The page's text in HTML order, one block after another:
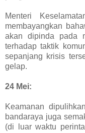
Menteri
membayangkan
akan dipinda pada
terhadap taktik
sepanjang krisis
gelap.
24 Mei:
Keamanan
bandaraya juga
(di luar waktu